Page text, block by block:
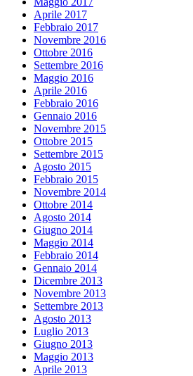
Aprile 2017
Febbraio 2017
Novembre 2016
Ottobre 2016
Settembre 2016
Maggio 2016
Aprile 2016
Febbraio 2016
Gennaio 2016
Novembre 2015
Ottobre 2015
Settembre 2015
Agosto 2015
Febbraio 2015
Novembre 2014
Ottobre 2014
Agosto 2014
Giugno 2014
Maggio 2014
Febbraio 2014
Gennaio 2014
Dicembre 2013
Novembre 2013
Settembre 2013
Agosto 2013
Luglio 2013
Giugno 2013
Maggio 2013
Aprile 2013